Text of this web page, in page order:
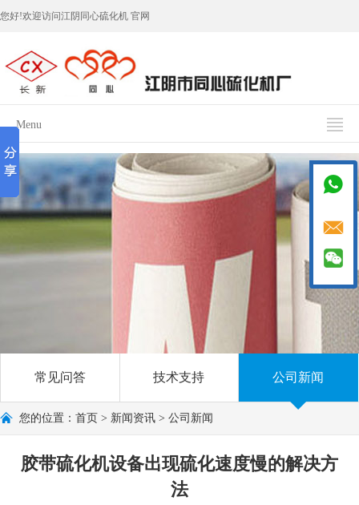
您好!欢迎访问江阴同心硫化机 官网
Menu
常见问答 技术支持 公司新闻
您的位置： 首页 > 新闻资讯 > 公司新闻
胶带硫化机设备出现硫化速度慢的解决方
法

